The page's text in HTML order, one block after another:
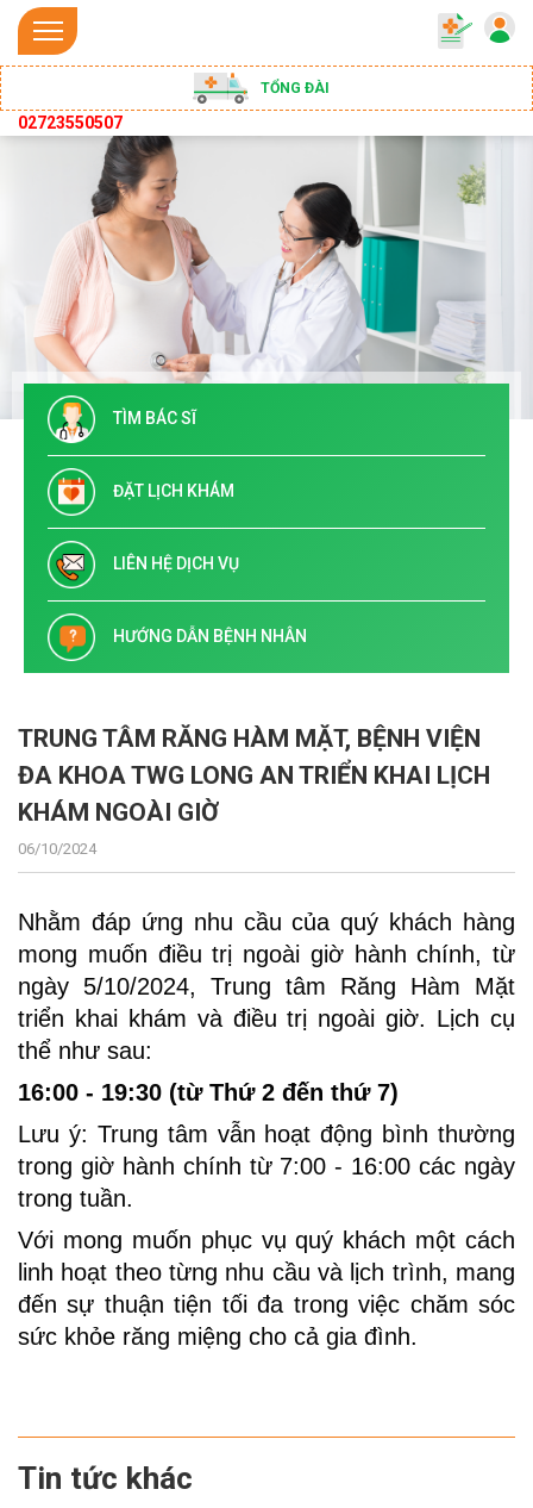
TỔNG ĐÀI
02723550507
TÌM BÁC SĨ
ĐẶT LỊCH KHÁM
LIÊN HỆ DỊCH VỤ
HƯỚNG DẪN BỆNH NHÂN
TRUNG TÂM RĂNG HÀM MẶT, BỆNH VIỆN
ĐA KHOA TWG LONG AN TRIỂN KHAI LỊCH
KHÁM NGOÀI GIỜ
06/10/2024
Nhằm đáp ứng nhu cầu của quý khách hàng
mong muốn điều trị ngoài giờ hành chính, từ
ngày 5/10/2024, Trung tâm Răng Hàm Mặt
triển khai khám và điều trị ngoài giờ. Lịch cụ
thể như sau:
16:00 - 19:30 (từ Thứ 2 đến thứ 7)
Lưu ý: Trung tâm vẫn hoạt động bình thường
trong giờ hành chính từ 7:00 - 16:00 các ngày
trong tuần.
Với mong muốn phục vụ quý khách một cách
linh hoạt theo từng nhu cầu và lịch trình, mang
đến sự thuận tiện tối đa trong việc chăm sóc
sức khỏe răng miệng cho cả gia đình.
Tin tức khác